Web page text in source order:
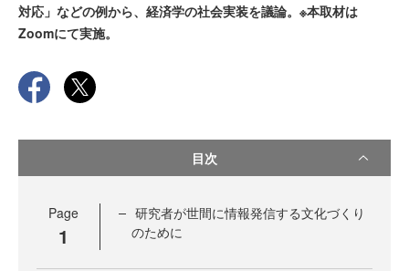
対応」などの例から、経済学の社会実装を議論。※本取材は
Zoomにて実施。
目次
Page
1
研究者が世間に情報発信する文化づくり
のために